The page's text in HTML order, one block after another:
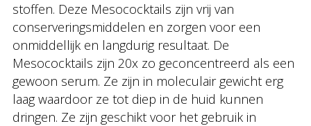
stoffen. Deze Mesococktails zijn vrij van
conserveringsmiddelen en zorgen voor een
onmiddellijk en langdurig resultaat. De
Mesococktails zijn 20x zo geconcentreerd als een
gewoon serum. Ze zijn in moleculair gewicht erg
laag waardoor ze tot diep in de huid kunnen
dringen. Ze zijn geschikt voor het gebruik in